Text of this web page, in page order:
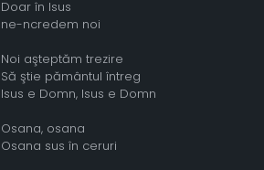
Doar în Isus
ne-ncredem noi
Noi aşteptăm trezire
Să ştie pământul întreg
Isus e Domn, Isus e Domn
Osana, osana
Osana sus în ceruri